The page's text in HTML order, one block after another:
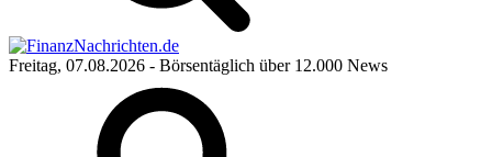
Freitag, 07.08.2026 - Börsentäglich über 12.000 News